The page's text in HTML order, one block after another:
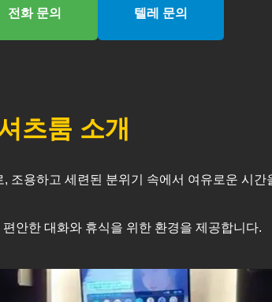
전화 문의 텔레 문의
츠룸 소개
조용하고 세련된 분위기 속에서 여유로운 시간
안한 대화와 휴식을 위한 환경을 제공합니다.